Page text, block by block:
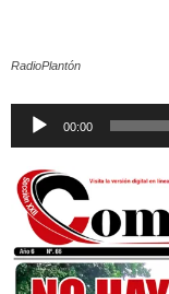
RadioPlantón
Reproductor
00:00